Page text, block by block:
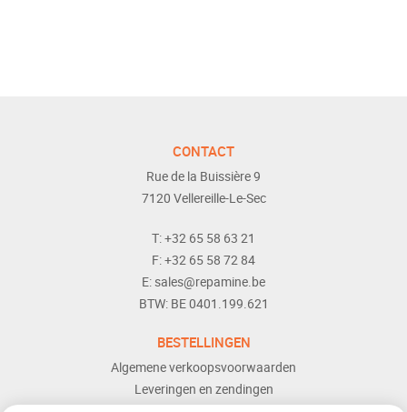
CONTACT
Rue de la Buissière 9
7120 Vellereille-Le-Sec
T:+32 65 58 63 21
F:+32 65 58 72 84
E:sales@repamine.be
BTW: BE 0401.199.621
BESTELLINGEN
Algemene verkoopsvoorwaarden
Leveringen en zendingen